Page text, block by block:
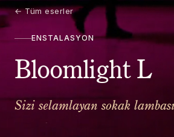
←Tüm eserler
ENSTALASYON
Bloomlight L
Sizi selamlayan sokak